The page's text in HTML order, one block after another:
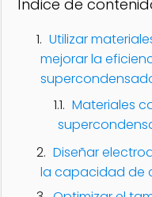
Índice de
Utilizar
mejorar la
Materiales
Diseñar
la capacidad de